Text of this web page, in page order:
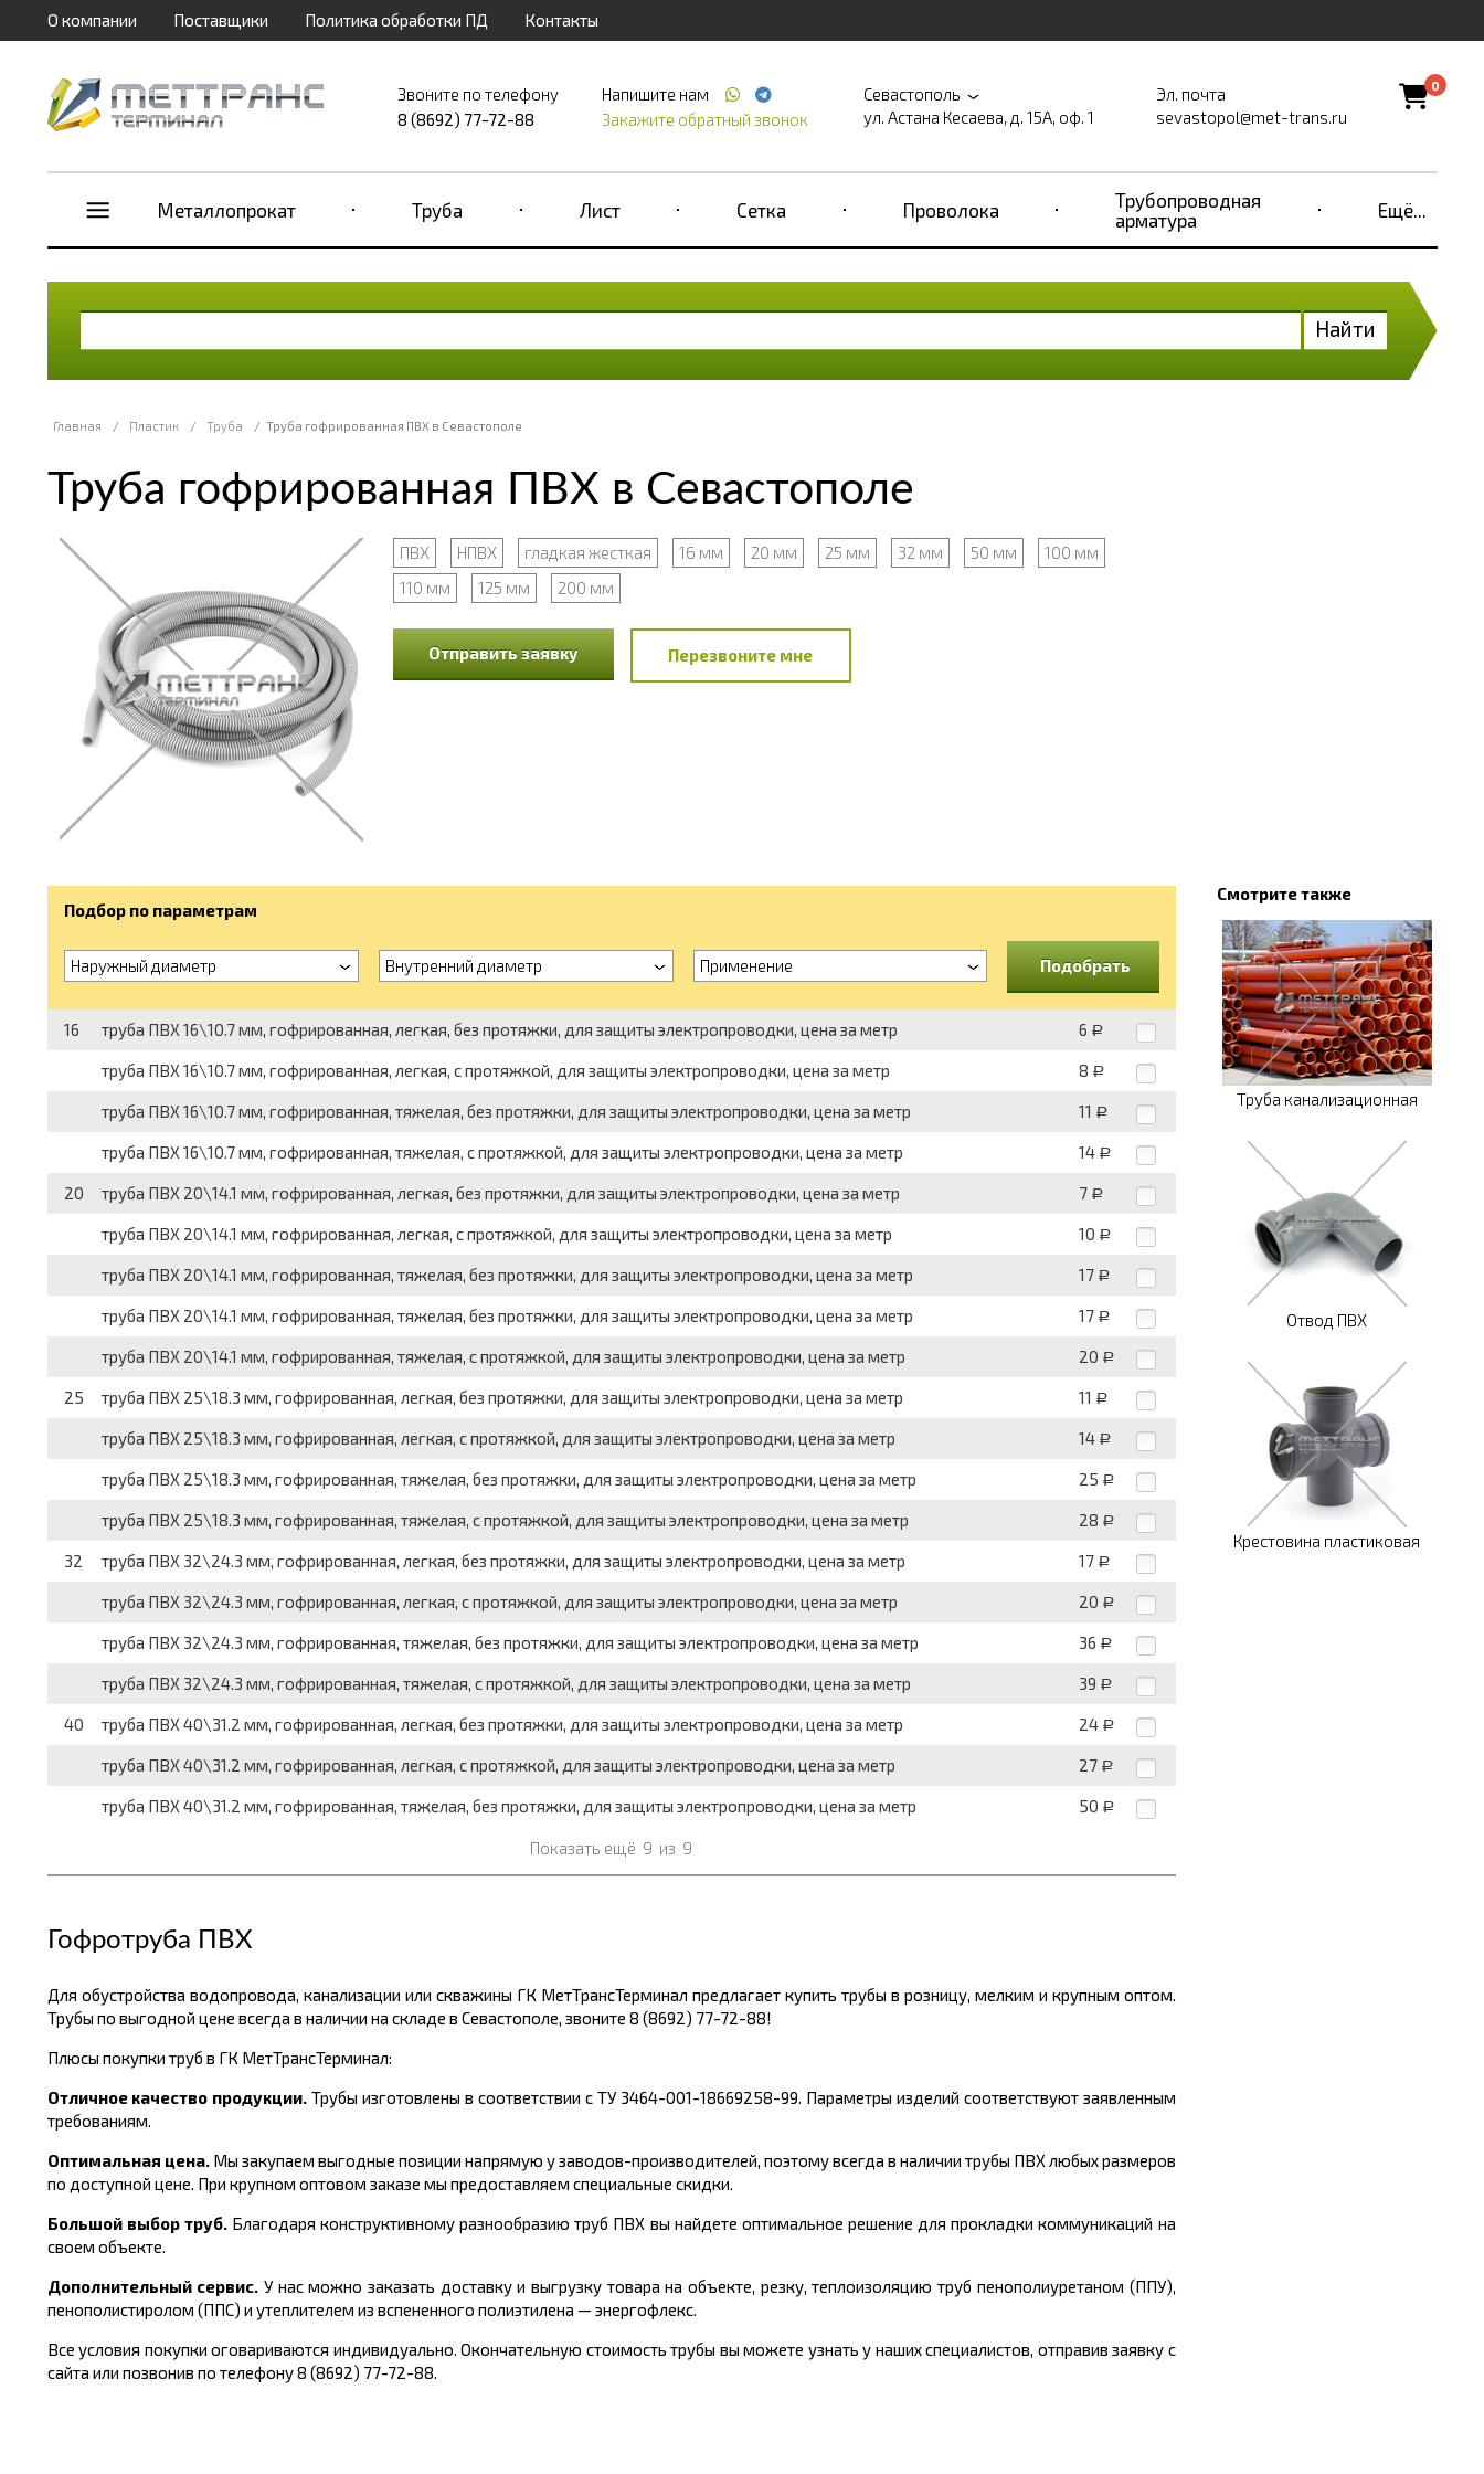
О компании Поставщики Политика обработки ПД Контакты
Звоните по телефону
8 (8692) 77-72-88
Напишите нам
Закажите обратный звонок
Севастополь
ул. Астана Кесаева, д. 15А, оф. 1
Эл. почта
sevastopol@met-trans.ru
0
Металлопрокат Труба Лист Сетка Проволока
Трубопроводная
арматура
Ещё...
Найти
Главная / Пластик / Труба / Труба гофрированная ПВХ в Севастополе
Труба гофрированная ПВХ в Севастополе
ПВХ НПВХ гладкая жесткая 16 мм 20 мм 25 мм 32 мм 50 мм
100 мм
110 мм
125 мм 200 мм
Отправить заявку Перезвоните мне
Подбор по параметрам
Наружный диаметр Внутренний диаметр Применение Подобрать
16 труба ПВХ 16\10.7 мм, гофрированная, легкая, без протяжки, для защиты электропроводки, цена за метр 6 Р
труба ПВХ 16\10.7 мм, гофрированная, легкая, с протяжкой, для защиты электропроводки, цена за метр 8 Р
труба ПВХ 16\10.7 мм, гофрированная, тяжелая, без протяжки, для защиты электропроводки, цена за метр 11 Р
труба ПВХ 16\10.7 мм, гофрированная, тяжелая, с протяжкой, для защиты электропроводки, цена за метр 14 Р
20 труба ПВХ 20\14.1 мм, гофрированная, легкая, без протяжки, для защиты электропроводки, цена за метр 7 Р
труба ПВХ 20\14.1 мм, гофрированная, легкая, с протяжкой, для защиты электропроводки, цена за метр 10 Р
труба ПВХ 20\14.1 мм, гофрированная, тяжелая, без протяжки, для защиты электропроводки, цена за метр 17 Р
труба ПВХ 20\14.1 мм, гофрированная, тяжелая, без протяжки, для защиты электропроводки, цена за метр 17 Р
труба ПВХ 20\14.1 мм, гофрированная, тяжелая, с протяжкой, для защиты электропроводки, цена за метр 20 Р
25 труба ПВХ 25\18.3 мм, гофрированная, легкая, без протяжки, для защиты электропроводки, цена за метр 11 Р
труба ПВХ 25\18.3 мм, гофрированная, легкая, с протяжкой, для защиты электропроводки, цена за метр 14 Р
труба ПВХ 25\18.3 мм, гофрированная, тяжелая, без протяжки, для защиты электропроводки, цена за метр 25 Р
труба ПВХ 25\18.3 мм, гофрированная, тяжелая, с протяжкой, для защиты электропроводки, цена за метр 28 Р
32 труба ПВХ 32\24.3 мм, гофрированная, легкая, без протяжки, для защиты электропроводки, цена за метр 17 Р
труба ПВХ 32\24.3 мм, гофрированная, легкая, с протяжкой, для защиты электропроводки, цена за метр 20 Р
труба ПВХ 32\24.3 мм, гофрированная, тяжелая, без протяжки, для защиты электропроводки, цена за метр 36 Р
труба ПВХ 32\24.3 мм, гофрированная, тяжелая, с протяжкой, для защиты электропроводки, цена за метр 39 Р
40 труба ПВХ 40\31.2 мм, гофрированная, легкая, без протяжки, для защиты электропроводки, цена за метр 24 Р
труба ПВХ 40\31.2 мм, гофрированная, легкая, с протяжкой, для защиты электропроводки, цена за метр 27 Р
труба ПВХ 40\31.2 мм, гофрированная, тяжелая, без протяжки, для защиты электропроводки, цена за метр 50 Р
Показать ещё 9 из 9
Гофротруба ПВХ
Для обустройства водопровода, канализации или скважины ГК МетТрансТерминал предлагает купить трубы в розницу, мелким и крупным оптом.
Трубы по выгодной цене всегда в наличии на складе в Севастополе, звоните 8 (8692) 77-72-88!
Плюсы покупки труб в ГК МетТрансТерминал:
Отличное качество продукции.Трубы изготовлены в соответствии с ТУ 3464-001-18669258-99. Параметры изделий соответствуют заявленным
требованиям.
Оптимальная цена.Мы закупаем выгодные позиции напрямую у заводов-производителей, поэтому всегда в наличии трубы ПВХ любых размеров
по доступной цене. При крупном оптовом заказе мы предоставляем специальные скидки.
Большой выбор труб. Благодаря конструктивному разнообразию труб ПВХ вы найдете оптимальное решение для прокладки коммуникаций на
своем объекте.
Дополнительный сервис. У нас можно заказать доставку и выгрузку товара на объекте, резку, теплоизоляцию труб пенополиуретаном (ППУ),
пенополистиролом (ППС) и утеплителем из вспененного полиэтилена — энергофлекс.
Все условия покупки оговариваются индивидуально. Окончательную стоимость трубы вы можете узнать у наших специалистов, отправив заявку с
сайта или позвонив по телефону 8 (8692) 77-72-88.
Смотрите также
Труба канализационная
Отвод ПВХ
Крестовина пластиковая